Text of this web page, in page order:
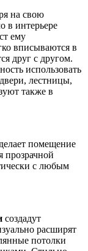
на свою
в интерьере
ему
вписываются в
друг с другом.
использовать
лестницы,
также в
помещение
прозрачной
с любым
создадут
расширят
потолки